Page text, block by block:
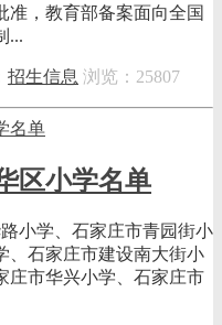
准，教育部备案面向全国
...
招生信息 浏览：25807
区小学名单
小学、石家庄市青园街小
、石家庄市建设南大街小
庄市华兴小学、石家庄市